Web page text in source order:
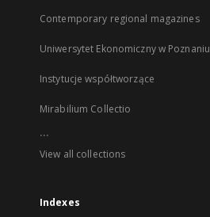
Contemporary regional magazines
Uniwersytet Ekonomiczny w Poznaniu
Instytucje współtworzące
Mirabilium Collectio
...
View all collections
Indexes